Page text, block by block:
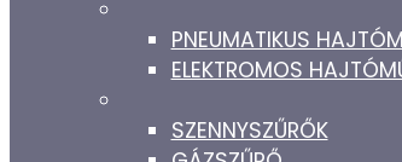
PNEUMATIKUS
ELEKTROMOS
SZENNYSZŰRŐK